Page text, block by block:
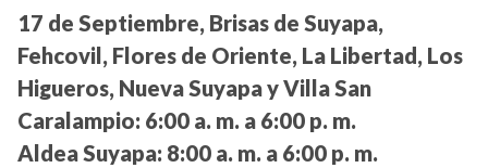
17 de Septiembre, Brisas de Suyapa,
Fehcovil, Flores de Oriente, La Libertad, Los
Higueros, Nueva Suyapa y Villa San
Caralampio: 6:00 a. m. a 6:00 p. m.
Aldea Suyapa: 8:00 a. m. a 6:00 p. m.